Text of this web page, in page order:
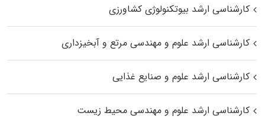
کارشناسی ارشد بیوتکنولوژی کشاورزی
کارشناسی ارشد علوم و مهندسی مرتع و آبخیزداری
کارشناسی ارشد علوم و صنایع غذایی
کارشناسی ارشد علوم و مهندسی محیط زیست